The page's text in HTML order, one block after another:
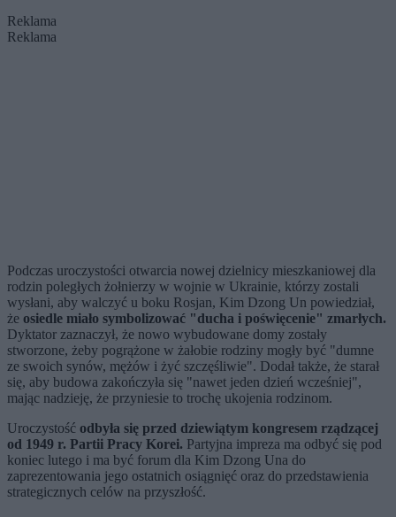
Reklama
Reklama
Podczas uroczystości otwarcia nowej dzielnicy mieszkaniowej dla
rodzin poległych żołnierzy w wojnie w Ukrainie, którzy zostali
wysłani, aby walczyć u boku Rosjan, Kim Dzong Un powiedział,
że osiedle miało symbolizować "ducha i poświęcenie" zmarłych.
Dyktator zaznaczył, że nowo wybudowane domy zostały
stworzone, żeby pogrążone w żałobie rodziny mogły być "dumne
ze swoich synów, mężów i żyć szczęśliwie". Dodał także, że starał
się, aby budowa zakończyła się "nawet jeden dzień wcześniej",
mając nadzieję, że przyniesie to trochę ukojenia rodzinom.
Uroczystość odbyła się przed dziewiątym kongresem rządzącej
od 1949 r. Partii Pracy Korei. Partyjna impreza ma odbyć się pod
koniec lutego i ma być forum dla Kim Dzong Una do
zaprezentowania jego ostatnich osiągnięć oraz do przedstawienia
strategicznych celów na przyszłość.